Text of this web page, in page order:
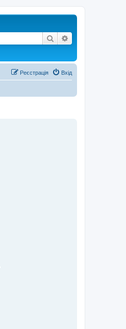
Пошук
Вхід
Реєстрація